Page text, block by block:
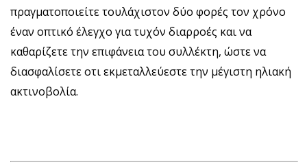
πραγματοποιείτε τουλάχιστον δύο φορές τον χρόνο
έναν οπτικό έλεγχο για τυχόν διαρροές και να
καθαρίζετε την επιφάνεια του συλλέκτη, ώστε να
διασφαλίσετε οτι εκμεταλλεύεστε την μέγιστη ηλιακή
ακτινοβολία.